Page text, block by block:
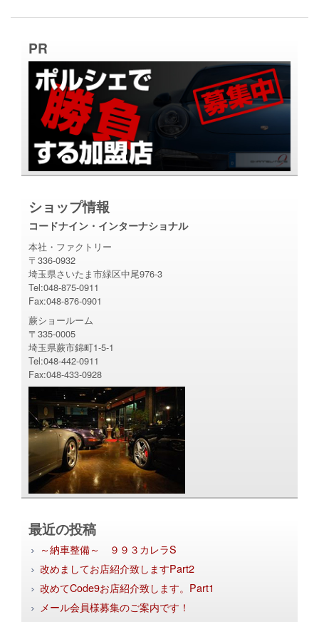
PR
ショップ情報
コードナイン・インターナショナル
本社・ファクトリー
〒336-0932
埼玉県さいたま市緑区中尾976-3
Tel:048-875-0911
Fax:048-876-0901
蕨ショールーム
〒335-0005
埼玉県蕨市錦町1-5-1
Tel:048-442-0911
Fax:048-433-0928
最近の投稿
～納車整備～ ９９３カレラS
改めましてお店紹介致しますPart2
改めてCode9お店紹介致します。Part1
メール会員様募集のご案内です！